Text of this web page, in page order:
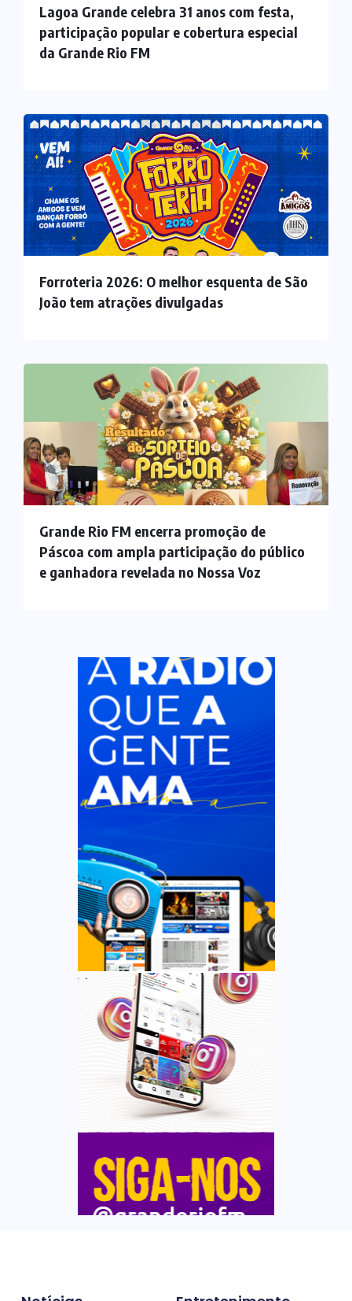
Lagoa Grande celebra 31 anos com festa,
participação popular e cobertura especial
da Grande Rio FM
Forroteria 2026: O melhor esquenta de São
João tem atrações divulgadas
Grande Rio FM encerra promoção de
Páscoa com ampla participação do público
e ganhadora revelada no Nossa Voz